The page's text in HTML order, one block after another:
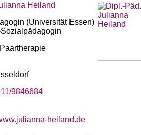
Heiland
(Universität Essen)
9846684
heiland.de